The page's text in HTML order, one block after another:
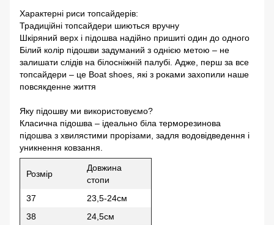
Характерні риси топсайдерів:
Традиційні топсайдери шиються вручну
Шкіряний верх і підошва надійно пришиті один до одного
Білий колір підошви задуманий з однією метою – не
залишати слідів на білосніжній палубі. Адже, перш за все
топсайдери – це Boat shoes, які з роками захопили наше
повсякденне життя
Яку підошву ми використовуємо?
Класична підошва – ідеально біла терморезинова
підошва з хвилястими прорізами, задля водовідведення і
уникнення ковзання.
Розмір
Довжина
стопи
37
23,5-24см
38
24,5см